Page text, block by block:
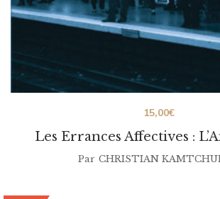
Les Errances Affectives :
15,00€
Par CHRISTIAN